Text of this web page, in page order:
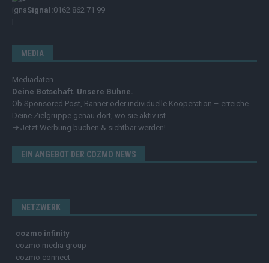
Signal:0162 862 71 99
MEDIA
Mediadaten
Deine Botschaft. Unsere Bühne.
Ob Sponsored Post, Banner oder individuelle Kooperation – erreiche
Deine Zielgruppe genau dort, wo sie aktiv ist.
➔ Jetzt Werbung buchen & sichtbar werden!
EIN ANGEBOT DER COZMO NEWS
NETZWERK
cozmo infinity
cozmo media group
cozmo connect